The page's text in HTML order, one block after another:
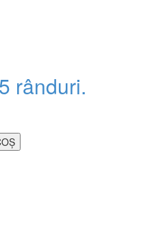
rânduri.